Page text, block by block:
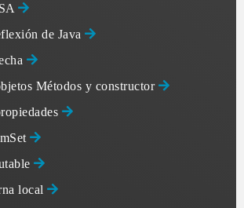
de Java
Métodos y constructor
local